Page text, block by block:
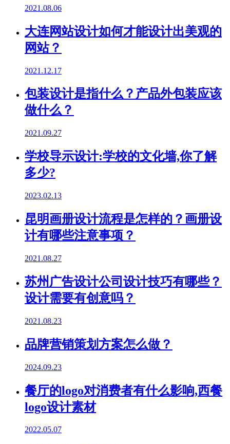
2021.08.06
大连网站设计如何才能设计出美观的
网站？
2021.12.17
包装设计是指什么？产品外包装应该
做什么？
2021.09.27
学校导示设计:学校的文化墙,你了解
多少?
2023.02.13
昆明画册设计流程是怎样的？画册设
计有哪些注意事项？
2021.08.27
苏州广告设计公司设计技巧有哪些？
设计需要有创意吗？
2021.08.23
品牌营销策划方案怎么做？
2024.09.23
餐厅的logo对消费者有什么影响,西餐
logo设计素材
2022.05.07